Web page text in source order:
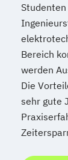
Bereich
werden
Die
sehr gute